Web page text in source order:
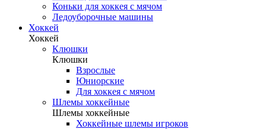
Коньки для хоккея с мячом
Ледоуборочные машины
Хоккей
Хоккей
Клюшки
Клюшки
Взрослые
Юниорские
Для хоккея с мячом
Шлемы хоккейные
Шлемы хоккейные
Хоккейные шлемы игроков